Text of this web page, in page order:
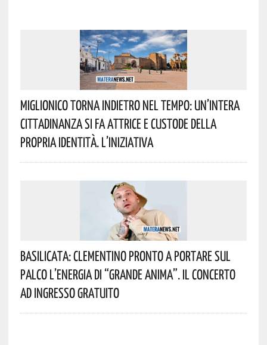
Miglionico Torna Indietro Nel Tempo: Un’intera
Cittadinanza Si Fa Attrice E Custode Della
Propria Identità. L’iniziativa
Basilicata: Clementino Pronto A Portare Sul
Palco L’energia Di “Grande Anima”. Il Concerto
Ad Ingresso Gratuito